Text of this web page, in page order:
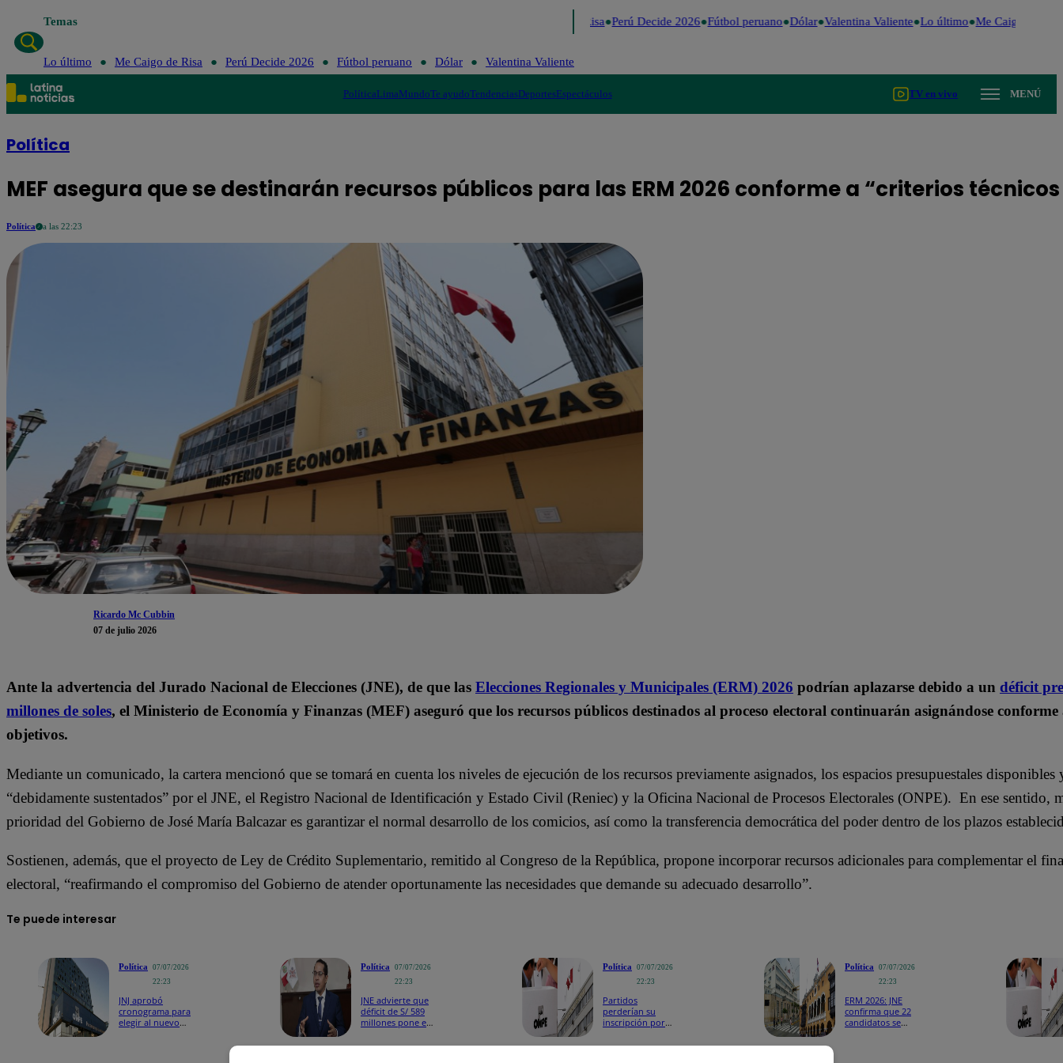
Temas Me Caigo de Risa Perú Decide 2026 Fútbol peruano Dólar Valentina Valiente Lo último Me Caigo de Risa
Lo último Me Caigo de Risa Perú Decide 2026 Fútbol peruano Dólar Valentina Valiente
PolíticaLimaMundoTe ayudoTendenciasDeportesEspectáculos TV en vivo MENÚ
Política
MEF asegura que se destinarán recursos públicos para las ERM 2026 conforme a “criterios
Política a las 22:23
Ricardo Mc Cubbin
07 de julio 2026
Ante la advertencia del Jurado Nacional de Elecciones (JNE), de que las Elecciones Regionales y Municipales (ERM) 2026 podrían aplazarse debido a un déficit
millones de soles, el Ministerio de Economía y Finanzas (MEF) aseguró que los recursos públicos destinados al proceso electoral continuarán asignándose conforme
objetivos.
Mediante un comunicado, la cartera mencionó que se tomará en cuenta los niveles de ejecución de los recursos previamente asignados, los espacios presupuestales
“debidamente sustentados” por el JNE, el Registro Nacional de Identificación y Estado Civil (Reniec) y la Oficina Nacional de Procesos Electorales (ONPE). En ese sentido,
prioridad del Gobierno de José María Balcazar es garantizar el normal desarrollo de los comicios, así como la transferencia democrática del poder dentro de los plazos
Sostienen, además, que el proyecto de Ley de Crédito Suplementario, remitido al Congreso de la República, propone incorporar recursos adicionales para complementar el
electoral, “reafirmando el compromiso del Gobierno de atender oportunamente las necesidades que demande su adecuado desarrollo”.
Te puede interesar
Política
07/07/2026
22:23
JNJ aprobó
cronograma para
elegir al nuevo
Política
07/07/2026
22:23
JNE advierte que
déficit de S/ 589
millones pone en
Elecciones
Política
07/07/2026
22:23
Partidos
perderían su
inscripción por
representación
Política
07/07/2026
22:23
ERM 2026: JNE
confirma que 22
candidatos se